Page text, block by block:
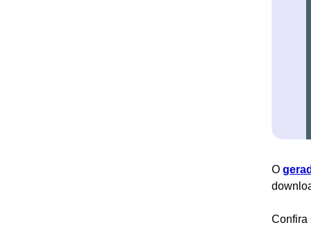
O
Confira